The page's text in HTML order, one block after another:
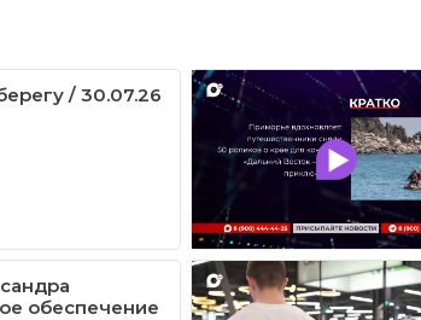
/ 30.07.26
обеспечение